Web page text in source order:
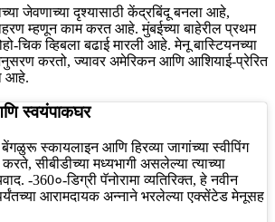
जेवणाच्या दृश्यासाठी केंद्रबिंदू बनला आहे,
म्हणून काम करत आहे. मुंबईच्या बाहेरील प्रथम
चिक व्हिबला बढाई मारली आहे. मेनू बास्टियनच्या
करतो, ज्यावर अमेरिकन आणि आशियाई-प्रेरित
आहे.
स्वयंपाकघर
स्कायलाइन आणि हिरव्या जागांच्या स्वीपिंग
सीबीडीच्या मध्यभागी असलेल्या त्याच्या
-360०-डिग्री पॅनोरामा व्यतिरिक्त, हे नवीन
आरामदायक अन्नाने भरलेल्या एक्सेंटेड मेनूसह